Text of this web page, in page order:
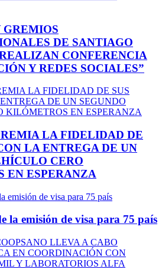
GREMIOS
DE SANTIAGO
CONFERENCIA
Y REDES SOCIALES”
LA FIDELIDAD DE
LA ENTREGA DE UN
CERO
EN ESPERANZA
la emisión de visa para 75 país